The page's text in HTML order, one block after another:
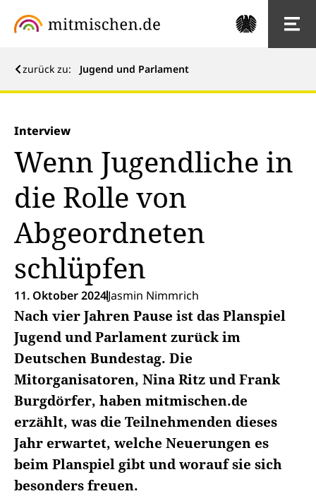
zurück zu: Jugend und Parlament
Interview
Wenn Jugendliche in
die Rolle von
Abgeordneten
schlüpfen
11. Oktober 2024Jasmin Nimmrich
Nach vier Jahren Pause ist das Planspiel
Jugend und Parlament zurück im
Deutschen Bundestag. Die
Mitorganisatoren, Nina Ritz und Frank
Burgdörfer, haben mitmischen.de
erzählt, was die Teilnehmenden dieses
Jahr erwartet, welche Neuerungen es
beim Planspiel gibt und worauf sie sich
besonders freuen.